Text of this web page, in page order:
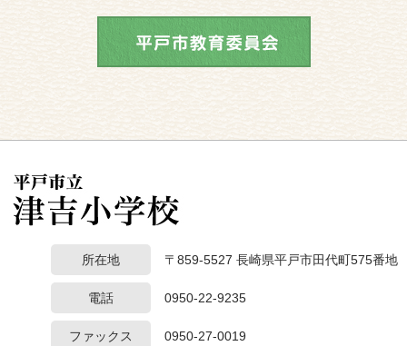
所在地 〒859-5527 長崎県平戸市田代町575番地
電話 0950-22-9235
ファックス 0950-27-0019